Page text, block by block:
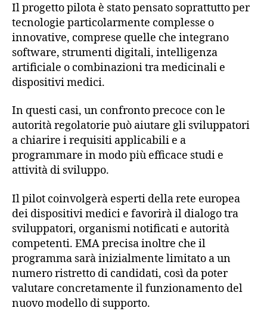
Il progetto pilota è stato pensato soprattutto per
tecnologie particolarmente complesse o
innovative, comprese quelle che integrano
software, strumenti digitali, intelligenza
artificiale o combinazioni tra medicinali e
dispositivi medici.
In questi casi, un confronto precoce con le
autorità regolatorie può aiutare gli sviluppatori
a chiarire i requisiti applicabili e a
programmare in modo più efficace studi e
attività di sviluppo.
Il pilot coinvolgerà esperti della rete europea
dei dispositivi medici e favorirà il dialogo tra
sviluppatori, organismi notificati e autorità
competenti. EMA precisa inoltre che il
programma sarà inizialmente limitato a un
numero ristretto di candidati, così da poter
valutare concretamente il funzionamento del
nuovo modello di supporto.